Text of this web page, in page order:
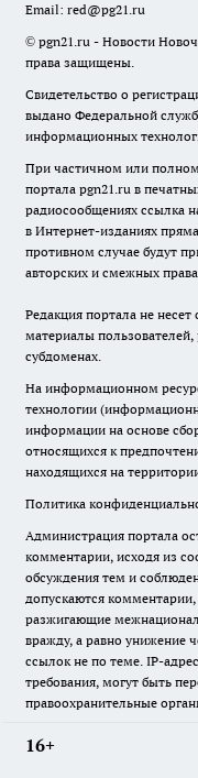
Email: red@pg21.ru
© pgn21.ru - Новости
права защищены.
Свидетельство о
выдано Федеральной
информационных
При частичном или
портала pgn21.ru в
радиосообщениях ссылка
в Интернет-изданиях
противном случае будут
авторских и смежных
Редакция портала не
материалы
субдоменах.
На информационном
технологии
информации на основе
относящихся к
находящихся на
Политика
Администрация портала
комментарии, исходя из
обсуждения тем и
допускаются
разжигающие
вражду, а равно унижение
ссылок не по теме. IP-
требования, могут быть
правоохранительные
16+